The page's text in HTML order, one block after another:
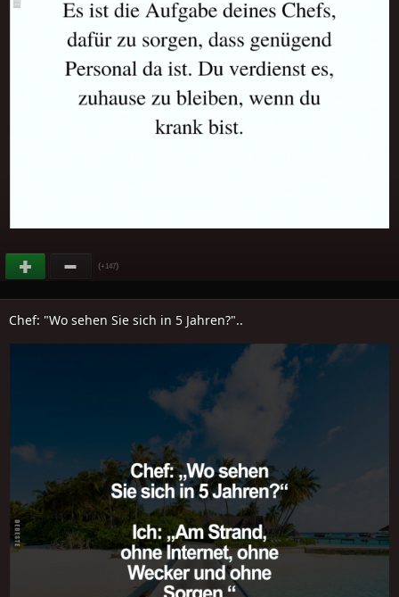
(+147)
Chef: "Wo sehen Sie sich in 5 Jahren?"..